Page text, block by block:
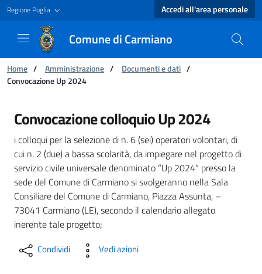
Regione Puglia Accedi all'area personale
Comune di Carmiano
Ti trovi in:
Home / Amministrazione / Documenti e dati /
Convocazione Up 2024
Convocazione Up 2024 - Comune di Carmiano
Convocazione colloquio Up 2024
i colloqui per la selezione di n. 6 (sei) operatori volontari, di
cui n. 2 (due) a bassa scolarità, da impiegare nel progetto di
servizio civile universale denominato “Up 2024” presso la
sede del Comune di Carmiano si svolgeranno nella Sala
Consiliare del Comune di Carmiano, Piazza Assunta, –
73041 Carmiano (LE), secondo il calendario allegato
inerente tale progetto;
Condividi Vedi azioni